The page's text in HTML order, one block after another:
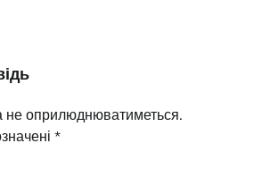
оприлюднюватиметься.
*